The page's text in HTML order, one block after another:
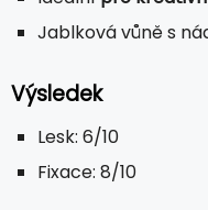
Jablková vůně s
Výsledek
Lesk: 6/10
Fixace: 8/10